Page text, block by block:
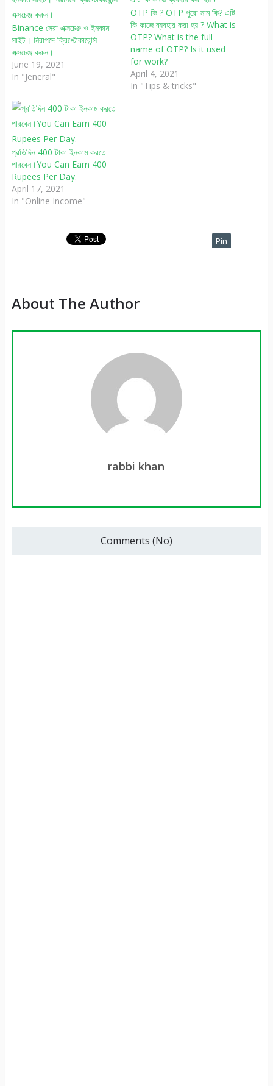
Binance সেরা এক্সচেঞ্জ ও ইনকাম
সাইট। নিরাপদে ক্রিপ্টোকারেন্সি
এক্সচেঞ্জ করুন।
June 19, 2021
In "Jeneral"
OTP কি ? OTP পুরো নাম কি? এটি
কি কাজে ব্যবহার করা হয় ? What is
OTP? What is the full
name of OTP? Is it used
for work?
April 4, 2021
In "Tips & tricks"
প্রতিদিন 400 টাকা ইনকাম করতে
পারবেন।You Can Earn 400
Rupees Per Day.
April 17, 2021
In "Online Income"
Pin
About The Author
rabbi khan
Comments (No)